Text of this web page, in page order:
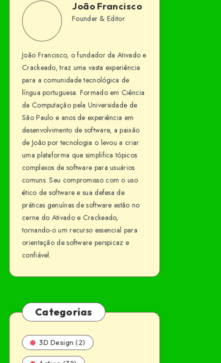
João
Francisco
João Francisco
Founder & Editor
Facebook
João Francisco, o fundador da Ativado e
Crackeado, traz uma vasta experiência
para a comunidade tecnológica de
língua portuguesa. Formado em Ciência
da Computação pela Universidade de
São Paulo e anos de experiência em
desenvolvimento de software, a paixão
de João por tecnologia o levou a criar
uma plataforma que simplifica tópicos
complexos de software para usuários
comuns. Seu compromisso com o uso
ético de software e sua defesa de
práticas genuínas de software estão no
cerne do Ativado e Crackeado,
tornando-o um recurso essencial para
orientação de software perspicaz e
confiável.
Categorias
3D Design (2)